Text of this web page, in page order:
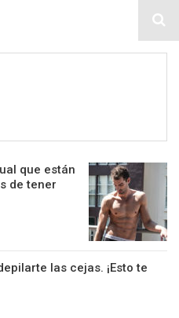
que están
de tener
las cejas. ¡Esto te